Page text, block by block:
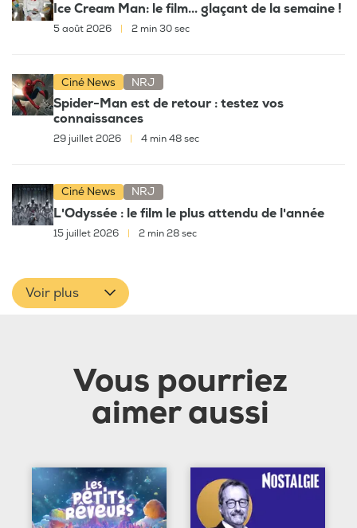
Ice Cream Man: le film... glaçant de la semaine !
5 août 2026 2 min 30 sec
Ciné News NRJ
Spider-Man est de retour : testez vos
connaissances
29 juillet 2026 4 min 48 sec
Ciné News NRJ
L'Odyssée : le film le plus attendu de l'année
15 juillet 2026 | 2 min 28 sec
Voir plus
Vous pourriez
aimer aussi